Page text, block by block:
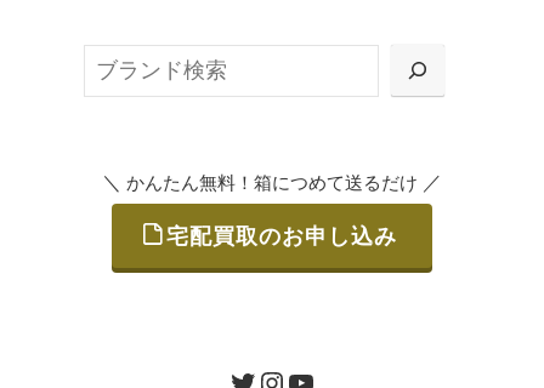
または梱包材不要の「集荷申込」からお選び
ご発送
＼ かんたん無料！箱につめて送るだけ ／
宅配買取のお申し込み
ツイッターインスタグラムユーチューブ